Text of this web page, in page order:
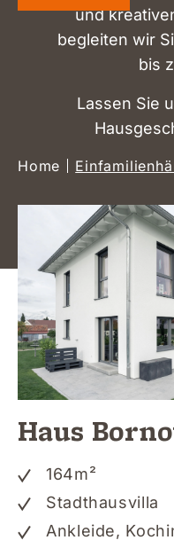
und
begleiten wir
bis
Lassen Sie
Home
Haus
164m²
Stadthausvilla
Ankleide,